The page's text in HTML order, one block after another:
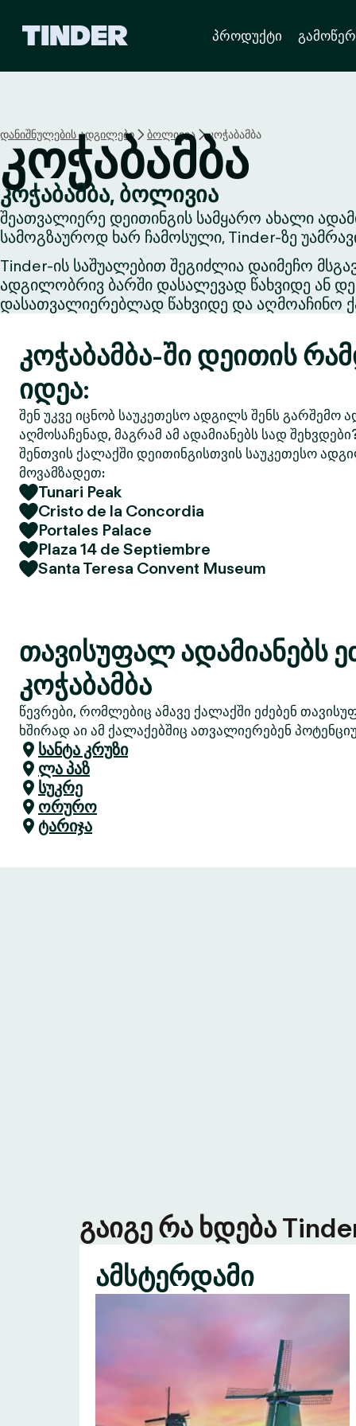
H
o
m
e
პროდუქტი
დანიშნულების ადგილები ბოლივია კოჭაბამბა
კოჭაბამბა
კოჭაბამბა, ბოლივია
შეათვალიერე დეითინგის სამყარო ახალი
სამოგზაუროდ ხარ ჩამოსული, Tinder-ზე
Tinder-ის საშუალებით შეგიძლია დაიმეჩო
ადგილობრივ ბარში დასალევად წახვიდე ან
დასათვალიერებლად წახვიდე და აღმოაჩინო
კოჭაბამბა-ში დეითის
იდეა:
შენ უკვე იცნობ საუკეთესო ადგილს შენს გარშემო
აღმოსაჩენად, მაგრამ ამ ადამიანებს სად
შენთვის ქალაქში დეითინგისთვის საუკეთესო
მოვამზადეთ:
Tunari Peak
Cristo de la Concordia
Portales Palace
Plaza 14 de Septiembre
Santa Teresa Convent Museum
თავისუფალ ადამიანებს
კოჭაბამბა
წევრები, რომლებიც ამავე ქალაქში ეძებენ
ხშირად აი ამ ქალაქებშიც ათვალიერებენ
სანტა კრუზი
ლა პაზ
სუკრე
ორურო
ტარიჯა
გაიგე რა ხდება
ამსტერდამი